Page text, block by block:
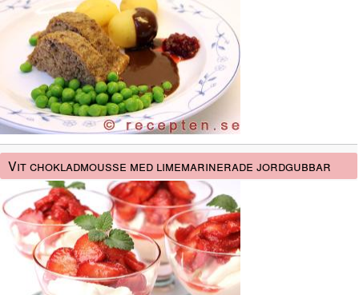
Vit chokladmousse med limemarinerade jordgubbar